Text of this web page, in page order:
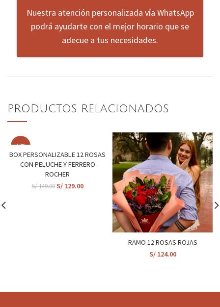
Nuestra atención personalizada vía WhatsApp
podrá ayudarte con el mejor horario que se
adecue a tus necesidades.
PRODUCTOS RELACIONADOS
-13%
BOX PERSONALIZABLE 12 ROSAS
CON PELUCHE Y FERRERO
ROCHER
S/149.00 S/129.00
RAMO 12 ROSAS ROJAS
S/124.00